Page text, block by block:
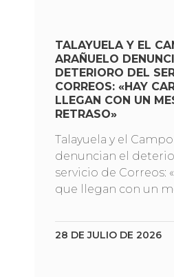
TALAYUELA Y EL
ARAÑUELO
DETERIORO DEL
CORREOS: «HAY
LLEGAN CON UN
RETRASO»
Talayuela y el
denuncian el
servicio de Correos:
que llegan con un
28 DE JULIO DE 2026